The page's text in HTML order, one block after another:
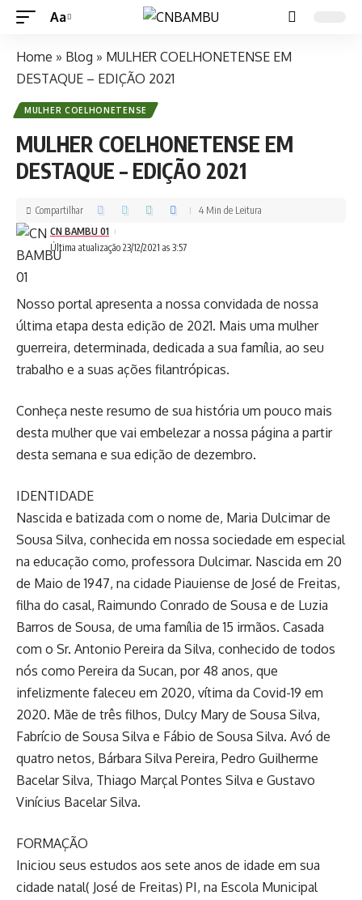
Aa
Home » Blog » MULHER COELHONETENSE EM
DESTAQUE – EDIÇÃO 2021
MULHER COELHONETENSE
MULHER COELHONETENSE EM
DESTAQUE – EDIÇÃO 2021
Última atualização 23/12/2021 as 3:57
CN BAMBU 01
Compartilhar 4 Min de Leitura
Nosso portal apresenta a nossa convidada de nossa
última etapa desta edição de 2021. Mais uma mulher
guerreira, determinada, dedicada a sua família, ao seu
trabalho e a suas ações filantrópicas.
Conheça neste resumo de sua história um pouco mais
desta mulher que vai embelezar a nossa página a partir
desta semana e sua edição de dezembro.
IDENTIDADE
Nascida e batizada com o nome de, Maria Dulcimar de
Sousa Silva, conhecida em nossa sociedade em especial
na educação como, professora Dulcimar. Nascida em 20
de Maio de 1947, na cidade Piauiense de José de Freitas,
filha do casal, Raimundo Conrado de Sousa e de Luzia
Barros de Sousa, de uma família de 15 irmãos. Casada
com o Sr. Antonio Pereira da Silva, conhecido de todos
nós como Pereira da Sucan, por 48 anos, que
infelizmente faleceu em 2020, vítima da Covid-19 em
2020. Mãe de três filhos, Dulcy Mary de Sousa Silva,
Fabrício de Sousa Silva e Fábio de Sousa Silva. Avó de
quatro netos, Bárbara Silva Pereira, Pedro Guilherme
Bacelar Silva, Thiago Marçal Pontes Silva e Gustavo
Vinícius Bacelar Silva.
FORMAÇÃO
Iniciou seus estudos aos sete anos de idade em sua
cidade natal( José de Freitas) PI, na Escola Municipal